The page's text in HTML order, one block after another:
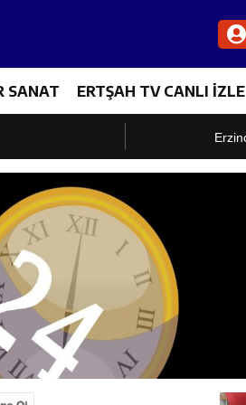
SANAT ERTŞAH TV CANLI İZLE
Buluştu